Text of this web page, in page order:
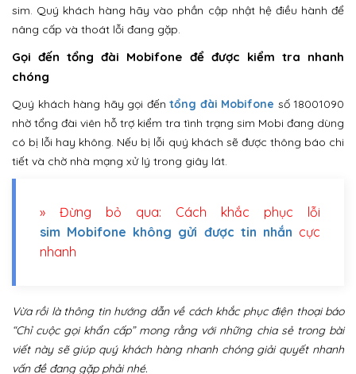
sim. Quý khách hàng hãy vào phần cập nhật hệ điều hành để
nâng cấp và thoát lỗi đang gặp.
Gọi đến tổng đài Mobifone để được kiểm tra nhanh
chóng
Quý khách hàng hãy gọi đến tổng đài Mobifone số 18001090
nhờ tổng đài viên hỗ trợ kiểm tra tình trạng sim Mobi đang dùng
có bị lỗi hay không. Nếu bị lỗi quý khách sẽ được thông báo chi
tiết và chờ nhà mạng xử lý trong giây lát.
» Đừng bỏ qua: Cách khắc phục lỗi
sim Mobifone không gửi được tin nhắn cực
nhanh
Vừa rồi là thông tin hướng dẫn về cách khắc phục điện thoại báo
“Chỉ cuộc gọi khẩn cấp” mong rằng với những chia sẻ trong bài
viết này sẽ giúp quý khách hàng nhanh chóng giải quyết nhanh
vấn đề đang gặp phải nhé.